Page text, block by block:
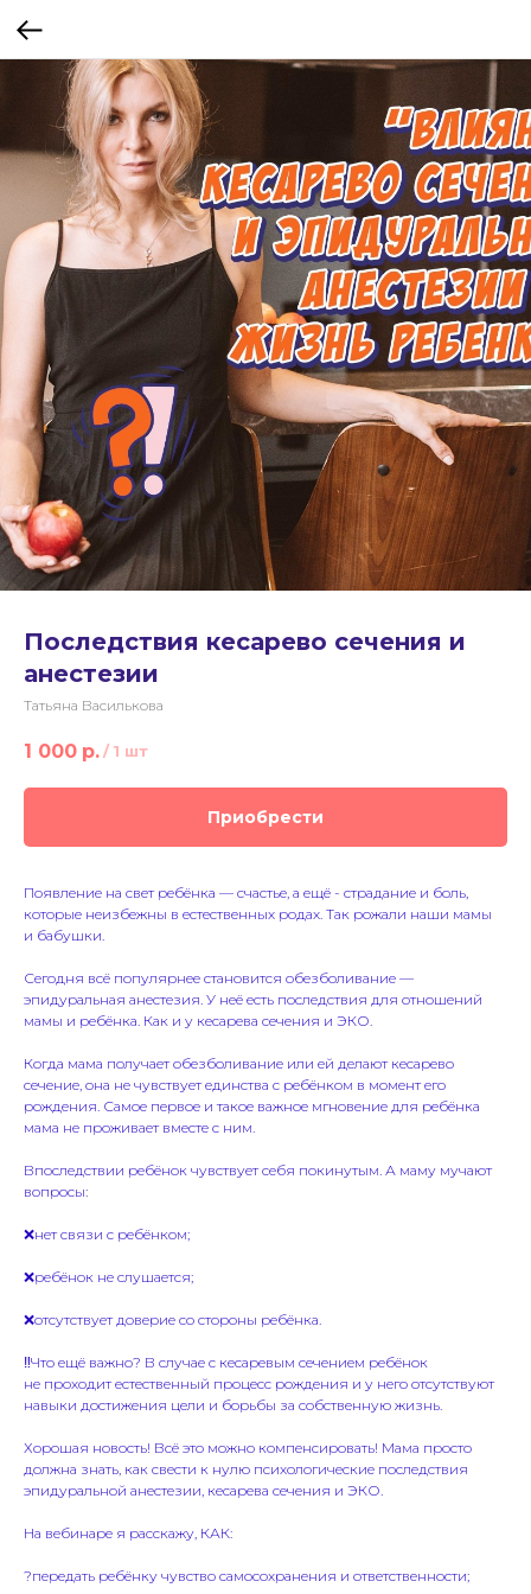
Последствия кесарево сечения и
анестезии
Татьяна Василькова
1 000 р. / 1 шт
Приобрести
Появление на свет ребёнка — счастье, а ещё - страдание и боль,
которые неизбежны в естественных родах. Так рожали наши мамы
и бабушки.
Сегодня всё популярнее становится обезболивание —
эпидуральная анестезия. У неё есть последствия для отношений
мамы и ребёнка. Как и у кесарева сечения и ЭКО.
Когда мама получает обезболивание или ей делают кесарево
сечение, она не чувствует единства с ребёнком в момент его
рождения. Самое первое и такое важное мгновение для ребёнка
мама не проживает вместе с ним.
Впоследствии ребёнок чувствует себя покинутым. А маму мучают
вопросы:
❌нет связи с ребёнком;
❌ребёнок не слушается;
❌отсутствует доверие со стороны ребёнка.
‼️Что ещё важно? В случае с кесаревым сечением ребёнок
не проходит естественный процесс рождения и у него отсутствуют
навыки достижения цели и борьбы за собственную жизнь.
Хорошая новость! Всё это можно компенсировать! Мама просто
должна знать, как свести к нулю психологические последствия
эпидуральной анестезии, кесарева сечения и ЭКО.
На вебинаре я расскажу, КАК:
?передать ребёнку чувство самосохранения и ответственности;